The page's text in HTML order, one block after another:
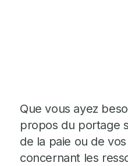
Que vous ayez
propos du portage
de la paie ou de
concernant les